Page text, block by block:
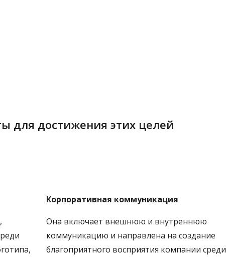
для достижения этих целей
Корпоративная коммуникация
Она включает внешнюю и внутреннюю
коммуникацию и направлена на создание
благоприятного восприятия компании среди